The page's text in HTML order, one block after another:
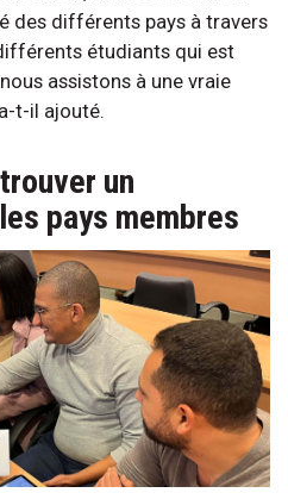
des différents pays à travers
étudiants qui est
assistons à une vraie
t-il ajouté.
un
pays membres